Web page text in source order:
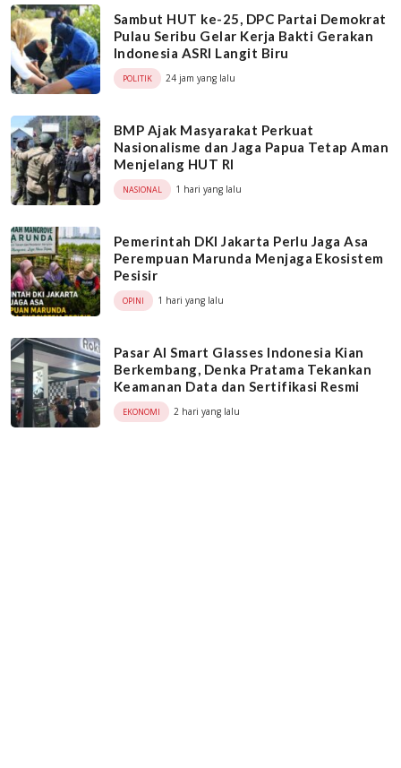
Sambut HUT ke-25, DPC Partai Demokrat
Pulau Seribu Gelar Kerja Bakti Gerakan
Indonesia ASRI Langit Biru
POLITIK 24 jam yang lalu
BMP Ajak Masyarakat Perkuat
Nasionalisme dan Jaga Papua Tetap Aman
Menjelang HUT RI
NASIONAL 1 hari yang lalu
Pemerintah DKI Jakarta Perlu Jaga Asa
Perempuan Marunda Menjaga Ekosistem
Pesisir
OPINI 1 hari yang lalu
Pasar AI Smart Glasses Indonesia Kian
Berkembang, Denka Pratama Tekankan
Keamanan Data dan Sertifikasi Resmi
EKONOMI 2 hari yang lalu